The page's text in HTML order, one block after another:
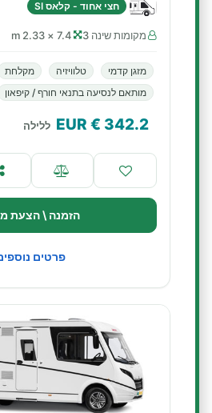
חצי אחוד - קלאס SI
מקומות שינה 3 7.4 × 2.33 m
מזגן קדמי טלוויזיה מקלחת
מותאם לנסיעה בתנאי חורף / קיפאון
342.2
€ EUR ללילה
הזמנה \ הצעת
פרטים